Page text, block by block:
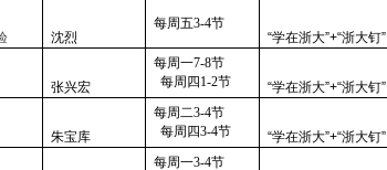
沈烈
每周五3-4节
“学在浙大”+“浙大钉”
张兴宏
每周一7-8节
每周四1-2节
“学在浙大”+“浙大钉”
朱宝库
每周二3-4节
每周四3-4节
“学在浙大”+“浙大钉”
每周一3-4节